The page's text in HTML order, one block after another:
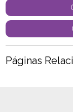
Páginas